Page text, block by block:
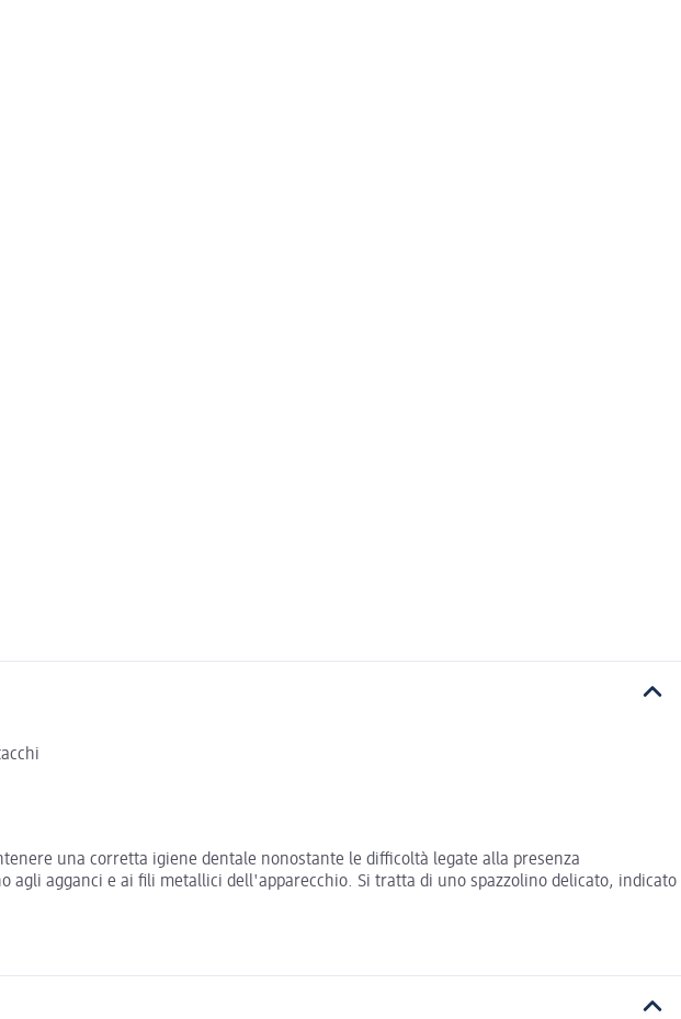
una corretta igiene dentale nonostante le difficoltà legate alla presenza
agganci e ai fili metallici dell'apparecchio. Si tratta di uno spazzolino delicato, indicato